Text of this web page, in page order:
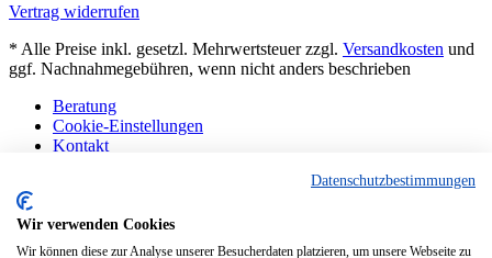
Vertrag widerrufen
* Alle Preise inkl. gesetzl. Mehrwertsteuer zzgl. Versandkosten und
ggf. Nachnahmegebühren, wenn nicht anders beschrieben
Beratung
Cookie-Einstellungen
Kontakt
FAQ
Hinweise
Datenschutzbestimmungen
Wir verwenden Cookies
Wir können diese zur Analyse unserer Besucherdaten platzieren, um unsere Webseite zu